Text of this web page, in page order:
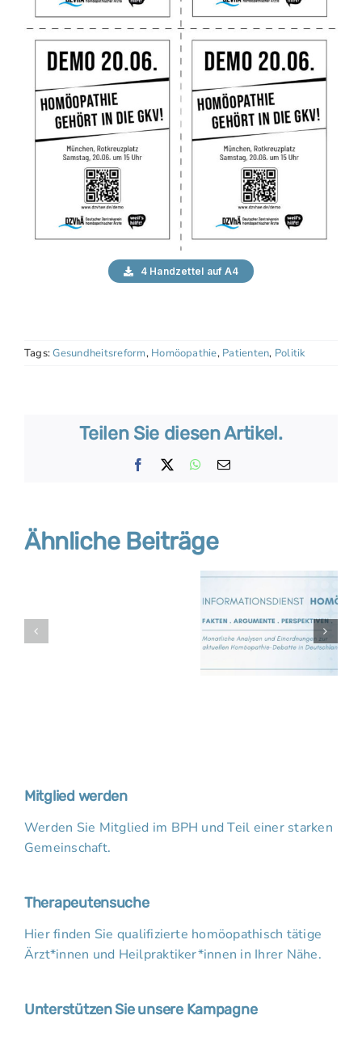
4 Handzettel auf A4
Tags:Gesundheitsreform, Homöopathie, Patienten, Politik
Teilen Sie diesen Artikel.
Facebook WhatsApp
E-
Ähnliche Beiträge
Mitglied werden
Werden Sie Mitglied im BPH und Teil einer starken
Gemeinschaft.
Therapeutensuche
Hier finden Sie qualifizierte homöopathisch tätige
Ärzt*innen und Heilpraktiker*innen in Ihrer Nähe.
Unterstützen Sie unsere Kampagne